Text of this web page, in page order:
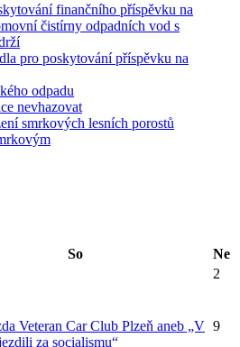
finančního příspěvku na
čistírny odpadních vod s
pro poskytování příspěvku na
odpadu
nevhazovat
smrkových lesních porostů
So
Ne
2
Veteran Car Club Plzeň aneb „V
za socialismu“
9